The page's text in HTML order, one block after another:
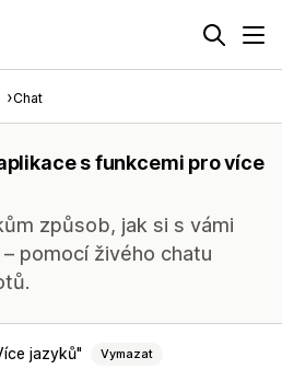
Chat
s funkcemi pro více
způsob, jak si s vámi
pomocí živého chatu
jazyků Vymazat